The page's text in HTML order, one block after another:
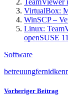
VirtualBox:
WinSCP –
Linux:
openSUSE
Software
betreuungfernid
Vorheriger Beitrag